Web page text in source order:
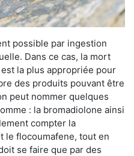
possible par ingestion
Dans ce cas, la mort
la plus appropriée pour
des produits pouvant être
peut nommer quelques
: la bromadiolone ainsi
compter la
le flocoumafene, tout en
se faire que par des